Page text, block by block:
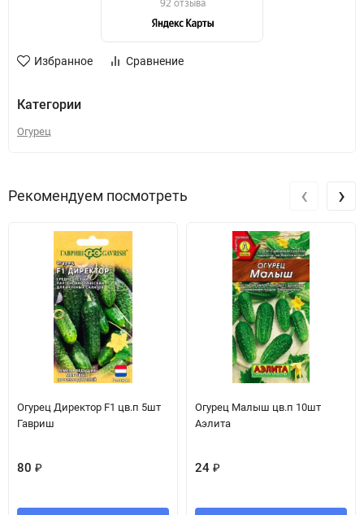
Избранное Сравнение
Категории
Огурец
Рекомендуем посмотреть
Огурец Директор F1 цв.п 5шт
Гавриш
80 ₽
Огурец Малыш цв.п 10шт
Аэлита
24 ₽
‹ ›